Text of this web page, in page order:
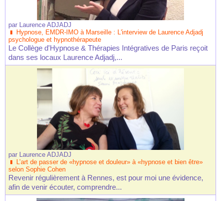
par Laurence ADJADJ
Hypnose, EMDR-IMO à Marseille : L'interview de Laurence Adjadj
psychologue et hypnothérapeute
Le Collège d'Hypnose & Thérapies Intégratives de Paris reçoit
dans ses locaux Laurence Adjadj,...
par Laurence ADJADJ
L’art de passer de «hypnose et douleur» à «hypnose et bien être»
selon Sophie Cohen
Revenir régulièrement à Rennes, est pour moi une évidence,
afin de venir écouter, comprendre...